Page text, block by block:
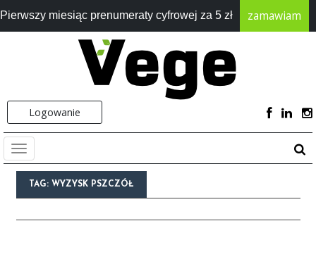
Pierwszy miesiąc prenumeraty cyfrowej za 5 zł zamawiam
Logowanie
TAG: WYZYSK PSZCZÓŁ